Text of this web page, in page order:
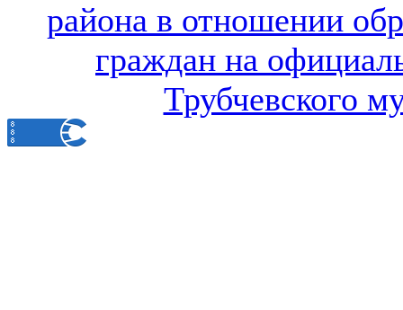
района в отношении
граждан на
Трубчевского